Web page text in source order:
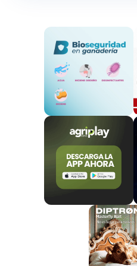
considera que“lo lógico
fuera llevado a Algeciras”.
El buque Mawashi Express,
Audiencia Nacional, está atracado
(Cádiz). (EFE/
Una cuestión que ha
Portuaria Bahía de
asegurado que se ha
sobre el buque que
previsto hacer escala en
como que las actuaciones
en las últimas horas,“con
corresponde al caso, son
los organismos públicos